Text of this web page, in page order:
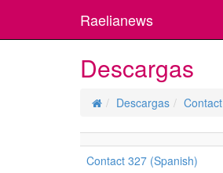
Raelianews
Descargas
Descargas Contact
Contact 327 (Spanish)